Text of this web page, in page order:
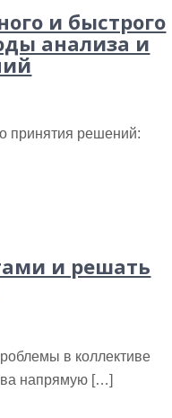
и быстрого
анализа и
принятия решений:
и решать
в коллективе
напрямую […]